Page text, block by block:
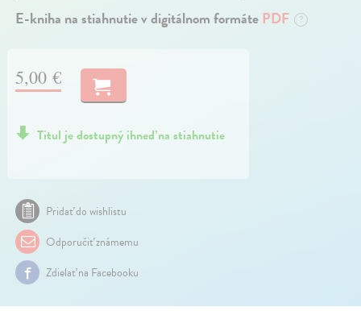
E-kniha na stiahnutie v digitálnom formátePDF ?
5,00 €
Titul je dostupný ihneď na stiahnutie
Pridať do wishlistu
Odporučiť známemu
Zdielať na Facebooku